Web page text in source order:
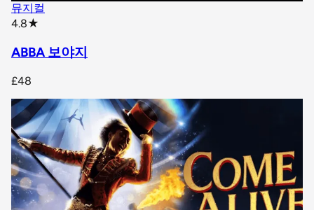
뮤지컬
4.8★
ABBA 보야지
£48